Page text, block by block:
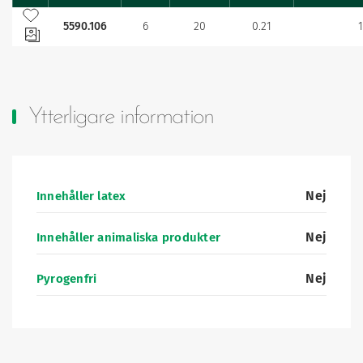
Lägg till bland mina favoriter
5590.106
6 20 0.21
Ytterligare information
Innehåller latex Nej
Innehåller animaliska produkter Nej
Pyrogenfri Nej